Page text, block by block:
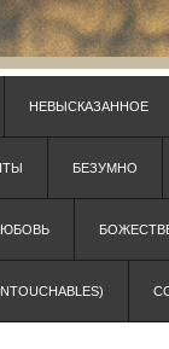
НЕВЫСКАЗАННОЕ
БЕЗУМНО